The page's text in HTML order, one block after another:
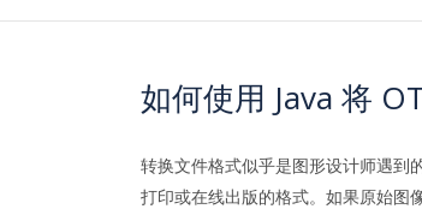
如何使用 Java 将
转换文件格式似乎是图形设计师遇到
打印或在线出版的格式。如果原始图